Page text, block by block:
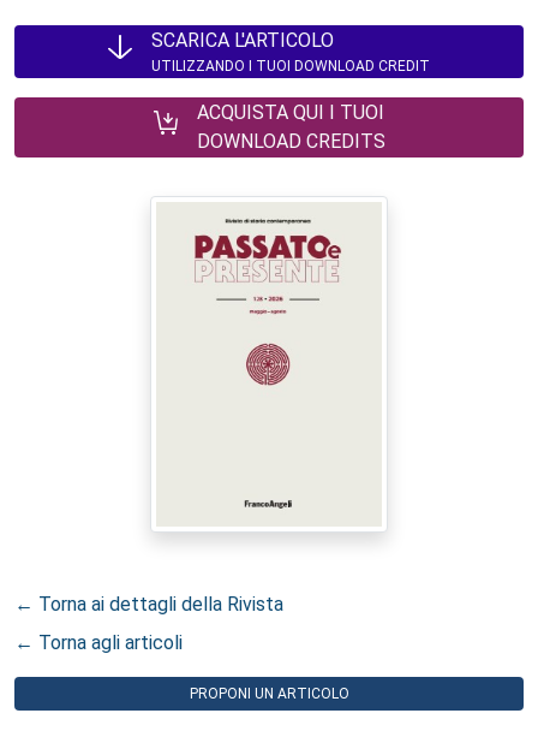
SCARICA L'ARTICOLO
UTILIZZANDO I TUOI DOWNLOAD CREDIT
ACQUISTA QUI I TUOI
DOWNLOAD CREDITS
← Torna ai dettagli della Rivista
← Torna agli articoli
PROPONI UN ARTICOLO